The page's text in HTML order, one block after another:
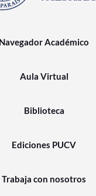
Navegador Académico
Aula Virtual
Biblioteca
Ediciones PUCV
Trabaja con nosotros